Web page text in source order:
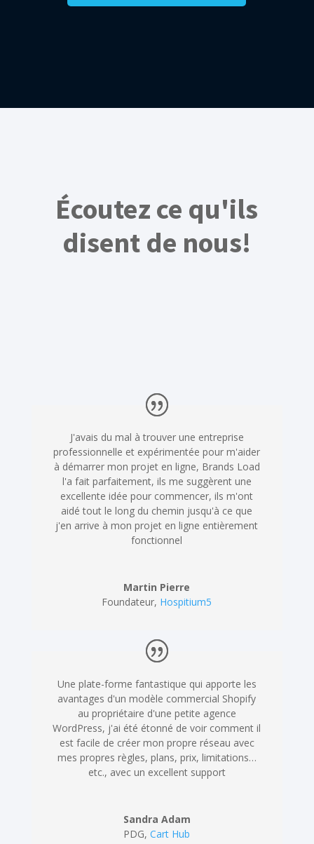
Écoutez ce qu'ils
disent de nous!
J'avais du mal à trouver une entreprise
professionnelle et expérimentée pour m'aider
à démarrer mon projet en ligne, Brands Load
l'a fait parfaitement, ils me suggèrent une
excellente idée pour commencer, ils m'ont
aidé tout le long du chemin jusqu'à ce que
j'en arrive à mon projet en ligne entièrement
fonctionnel
Martin Pierre
Foundateur, Hospitium5
Une plate-forme fantastique qui apporte les
avantages d'un modèle commercial Shopify
au propriétaire d'une petite agence
WordPress, j'ai été étonné de voir comment il
est facile de créer mon propre réseau avec
mes propres règles, plans, prix, limitations…
etc., avec un excellent support
Sandra Adam
PDG, Cart Hub